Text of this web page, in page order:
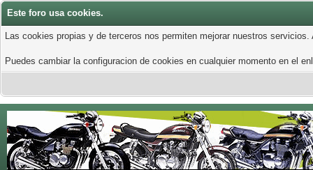
Este foro usa cookies.
Las cookies propias y de terceros nos permiten mejorar nuestros
Puedes cambiar la configuracion de cookies en cualquier momento en el